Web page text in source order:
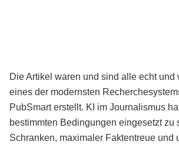
Die Artikel waren und sind alle echt und
eines der modernsten
PubSmart erstellt. KI im Journalismus
bestimmten Bedingungen eingesetzt zu
Schranken, maximaler Faktentreue und